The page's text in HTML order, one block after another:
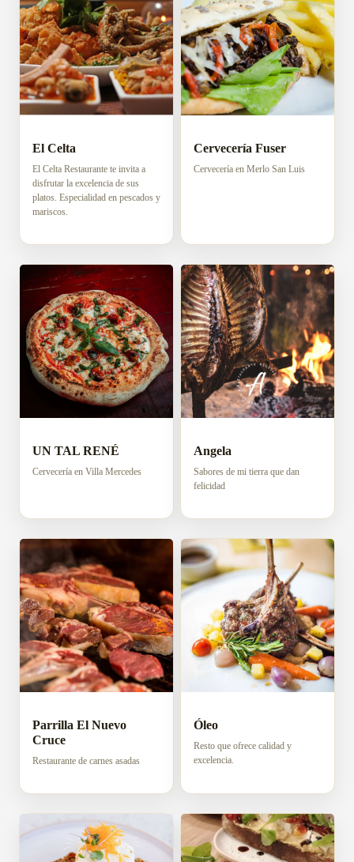
El Celta
El Celta Restaurante te invita a
disfrutar la excelencia de sus
platos. Especialidad en pescados y
mariscos.
Cervecería Fuser
Cervecería en Merlo San Luis
UN TAL RENÉ
Cervecería en Villa Mercedes
Angela
Sabores de mi tierra que dan
felicidad
Parrilla El Nuevo
Cruce
Restaurante de carnes asadas
Óleo
Resto que ofrece calidad y
excelencia.